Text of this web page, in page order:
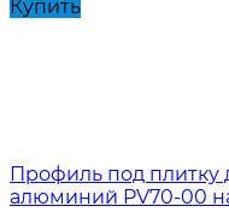
Купить
Профиль под плитку
алюминий PV70-00